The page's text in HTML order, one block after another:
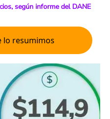
según informe del DANE
lo resumimos